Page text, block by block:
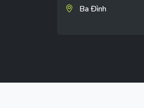
Ba Đình